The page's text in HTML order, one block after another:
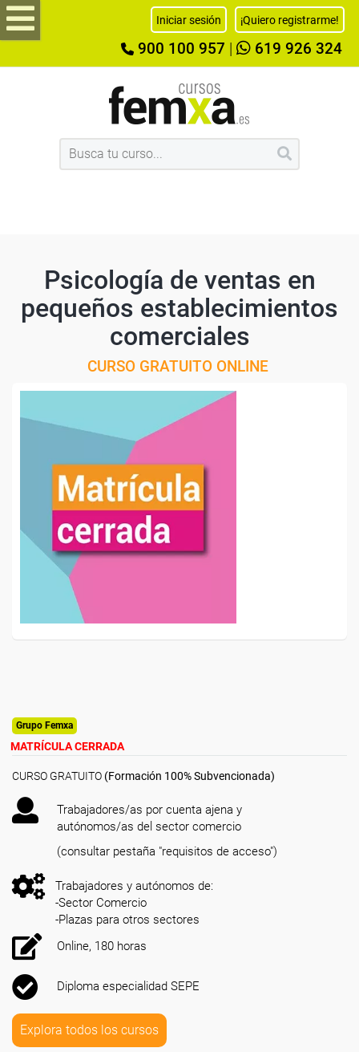
Iniciar sesión ¡Quiero registrarme!
900 100 957 619 926 324
Psicología de ventas en
pequeños establecimientos
comerciales
CURSO GRATUITO ONLINE
Grupo Femxa
MATRÍCULA CERRADA
CURSO GRATUITO (Formación 100% Subvencionada)
Trabajadores/as por cuenta ajena y
autónomos/as del sector comercio
(consultar pestaña "requisitos de acceso")
Trabajadores y autónomos de:
-Sector Comercio
-Plazas para otros sectores
Online, 180 horas
Diploma especialidad SEPE
Explora todos los cursos